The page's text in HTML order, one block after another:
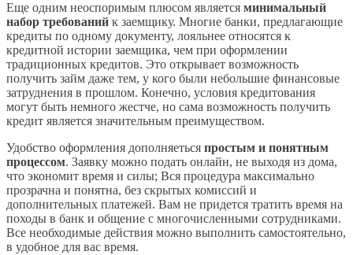
Еще одним неоспоримым плюсом является минимальный
набор требований к заемщику. Многие банки, предлагающие
кредиты по одному документу, лояльнее относятся к
кредитной истории заемщика, чем при оформлении
традиционных кредитов. Это открывает возможность
получить займ даже тем, у кого были небольшие финансовые
затруднения в прошлом. Конечно, условия кредитования
могут быть немного жестче, но сама возможность получить
кредит является значительным преимуществом.
Удобство оформления дополняеться простым и понятным
процессом. Заявку можно подать онлайн, не выходя из дома,
что экономит время и силы; Вся процедура максимально
прозрачна и понятна, без скрытых комиссий и
дополнительных платежей. Вам не придется тратить время на
походы в банк и общение с многочисленными сотрудниками.
Все необходимые действия можно выполнить самостоятельно,
в удобное для вас время.